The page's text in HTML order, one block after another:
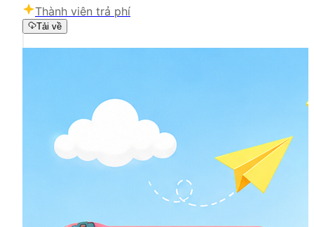
Thành viên trả phí
Tải về